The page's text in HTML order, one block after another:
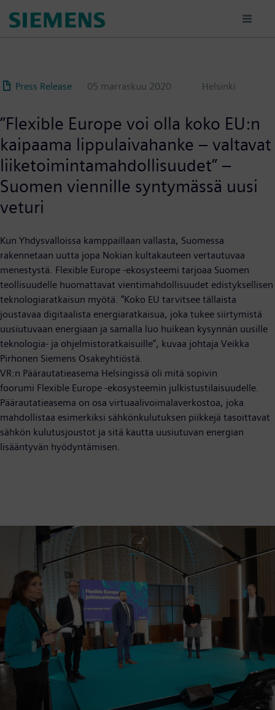
pääsisältöön
Press Release 05 marraskuu 2020 Helsinki
”Flexible Europe voi olla koko EU:n
kaipaama lippulaivahanke – valtavat
liiketoimintamahdollisuudet” –
Suomen viennille syntymässä uusi
veturi
Kun Yhdysvalloissa kamppaillaan vallasta, Suomessa
rakennetaan uutta jopa Nokian kultakauteen vertautuvaa
menestystä. Flexible Europe -ekosysteemi tarjoaa Suomen
teollisuudelle huomattavat vientimahdollisuudet edistyksellisen
teknologiaratkaisun myötä. ”Koko EU tarvitsee tällaista
joustavaa digitaalista energiaratkaisua, joka tukee siirtymistä
uusiutuvaan energiaan ja samalla luo huikean kysynnän uusille
teknologia- ja ohjelmistoratkaisuille”, kuvaa johtaja Veikka
Pirhonen Siemens Osakeyhtiöstä.
VR:n Päärautatieasema Helsingissä oli mitä sopivin
foorumi Flexible Europe -ekosysteemin julkistustilaisuudelle.
Päärautatieasema on osa virtuaalivoimalaverkostoa, joka
mahdollistaa esimerkiksi sähkönkulutuksen piikkejä tasoittavat
sähkön kulutusjoustot ja sitä kautta uusiutuvan energian
lisääntyvän hyödyntämisen.